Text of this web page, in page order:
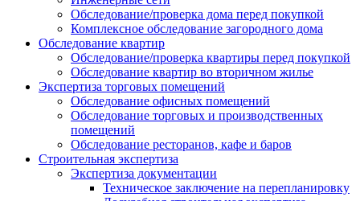
Обследование/проверка дома перед покупкой
Комплексное обследование загородного дома
Обследование квартир
Обследование/проверка квартиры перед покупкой
Обследование квартир во вторичном жилье
Экспертиза торговых помещений
Обследование офисных помещений
Обследование торговых и производственных
помещений
Обследование ресторанов, кафе и баров
Строительная экспертиза
Экспертиза документации
Техническое заключение на перепланировку